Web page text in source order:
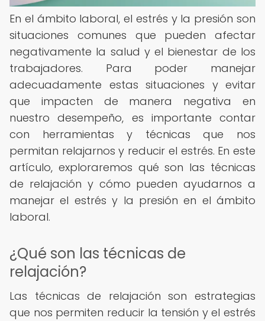
En el ámbito laboral, el estrés y la presión son
situaciones comunes que pueden afectar
negativamente la salud y el bienestar de los
trabajadores. Para poder manejar
adecuadamente estas situaciones y evitar
que impacten de manera negativa en
nuestro desempeño, es importante contar
con herramientas y técnicas que nos
permitan relajarnos y reducir el estrés. En este
artículo, exploraremos qué son las técnicas
de relajación y cómo pueden ayudarnos a
manejar el estrés y la presión en el ámbito
laboral.
¿Qué son las técnicas de
relajación?
Las técnicas de relajación son estrategias
que nos permiten reducir la tensión y el estrés